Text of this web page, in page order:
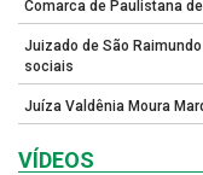
Comarca de Paulistana
Juizado de São
sociais
Juíza Valdênia Moura
VÍDEOS